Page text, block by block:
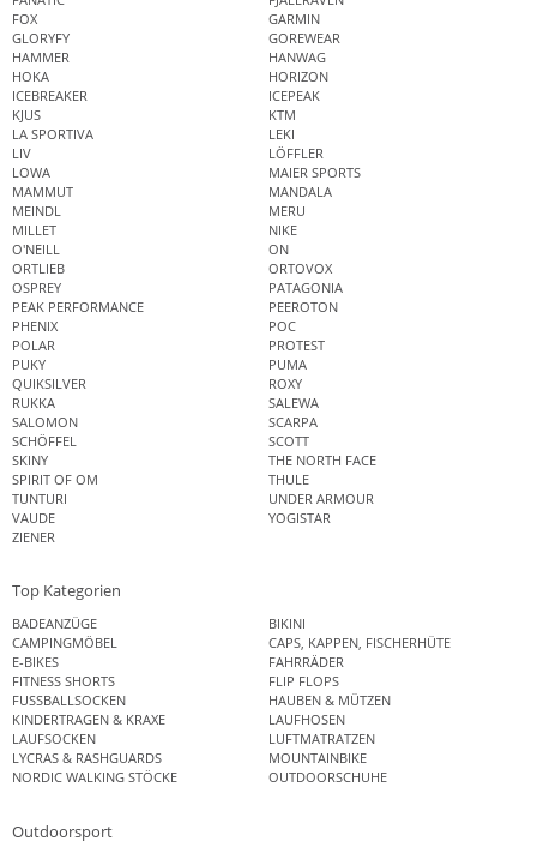
FOX
GARMIN
GLORYFY
GOREWEAR
HAMMER
HANWAG
HOKA
HORIZON
ICEBREAKER
ICEPEAK
KJUS
KTM
LA SPORTIVA
LEKI
LIV
LÖFFLER
LOWA
MAIER SPORTS
MAMMUT
MANDALA
MEINDL
MERU
MILLET
NIKE
O'NEILL
ON
ORTLIEB
ORTOVOX
OSPREY
PATAGONIA
PEAK PERFORMANCE
PEEROTON
PHENIX
POC
POLAR
PROTEST
PUKY
PUMA
QUIKSILVER
ROXY
RUKKA
SALEWA
SALOMON
SCARPA
SCHÖFFEL
SCOTT
SKINY
THE NORTH FACE
SPIRIT OF OM
THULE
TUNTURI
UNDER ARMOUR
VAUDE
YOGISTAR
ZIENER
Top Kategorien
BADEANZÜGE
BIKINI
CAMPINGMÖBEL
CAPS, KAPPEN, FISCHERHÜTE
E-BIKES
FAHRRÄDER
FITNESS SHORTS
FLIP FLOPS
FUSSBALLSOCKEN
HAUBEN & MÜTZEN
KINDERTRAGEN & KRAXE
LAUFHOSEN
LAUFSOCKEN
LUFTMATRATZEN
LYCRAS & RASHGUARDS
MOUNTAINBIKE
NORDIC WALKING STÖCKE
OUTDOORSCHUHE
Outdoorsport